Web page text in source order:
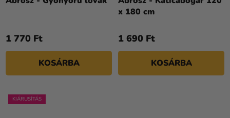
1 770 Ft
KOSÁRBA
x 180 cm
1 690 Ft
KOSÁRBA
KIÁRUSÍTÁS